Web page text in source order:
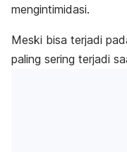
mengintimidasi.
Meski bisa terjadi
paling sering terjadi